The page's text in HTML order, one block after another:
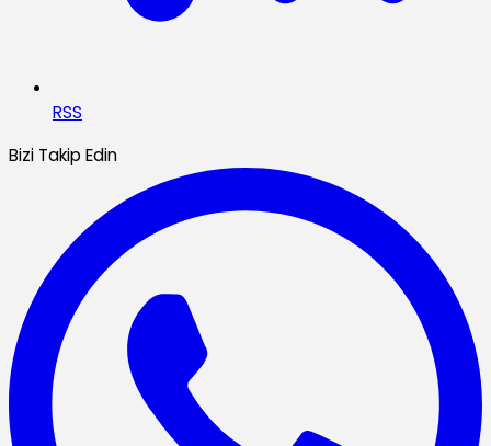
RSS
Bizi Takip Edin